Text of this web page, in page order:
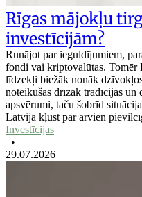
Rīgas mājokļu
investīcijām?
Runājot par ieguldījumiem,
fondi vai kriptovalūtas. Tomēr
līdzekļi biežāk nonāk
noteikušas drīzāk tradīcijas un
apsvērumi, taču šobrīd
Latvijā kļūst par arvien
Investīcijas
•
29.07.2026